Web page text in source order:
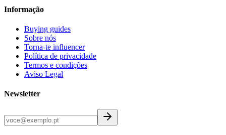
Informação
Buying guides
Sobre nós
Torna-te influencer
Política de privacidade
Termos e condições
Aviso Legal
Newsletter